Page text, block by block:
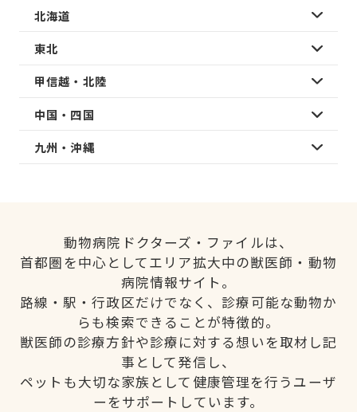
北海道
東北
甲信越・北陸
中国・四国
九州・沖縄
動物病院ドクターズ・ファイルは、
首都圏を中心としてエリア拡大中の獣医師・動物
病院情報サイト。
路線・駅・行政区だけでなく、診療可能な動物か
らも検索できることが特徴的。
獣医師の診療方針や診療に対する想いを取材し記
事として発信し、
ペットも大切な家族として健康管理を行うユーザ
ーをサポートしています。